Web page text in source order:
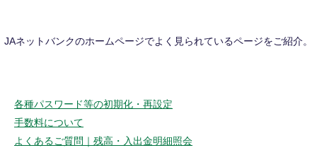
JAネットバンクのホームページでよく見られているページをご紹介。
各種パスワード等の初期化・再設定
手数料について
よくあるご質問｜残高・入出金明細照会